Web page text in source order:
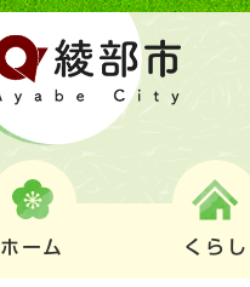
ホーム くらし